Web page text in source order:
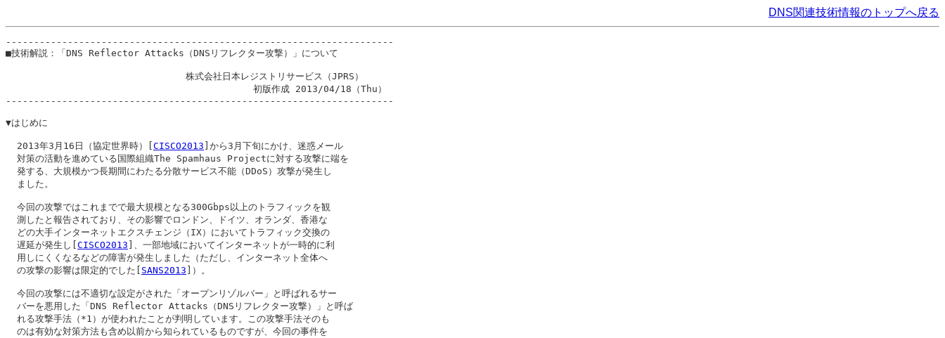
DNS関連技術情報のトップへ戻る
---------------------------------------------------------------------
■技術解説：「DNS Reflector Attacks（DNSリフレクター攻撃）」について
                                株式会社日本レジストリサービス（JPRS）
                                            初版作成 2013/04/18（Thu）
---------------------------------------------------------------------
▼はじめに
  2013年3月16日（協定世界時）[
CISCO2013 ]から3月下旬にかけ、迷惑メール
  対策の活動を進めている国際組織The Spamhaus Projectに対する攻撃に端を
  発する、大規模かつ長期間にわたる分散サービス不能（DDoS）攻撃が発生し
  ました。
  今回の攻撃ではこれまでで最大規模となる300Gbps以上のトラフィックを観
  測したと報告されており、その影響でロンドン、ドイツ、オランダ、香港な
  どの大手インターネットエクスチェンジ（IX）においてトラフィック交換の
  遅延が発生し[
CISCO2013 ]、一部地域においてインターネットが一時的に利
  用しにくくなるなどの障害が発生しました（ただし、インターネット全体へ
  の攻撃の影響は限定的でした[
SANS2013 ]）。
  今回の攻撃には不適切な設定がされた「オープンリゾルバー」と呼ばれるサー
  バーを悪用した「DNS Reflector Attacks（DNSリフレクター攻撃）」と呼ば
  れる攻撃手法（*1）が使われたことが判明しています。この攻撃手法そのも
  のは有効な対策方法も含め以前から知られているものですが、今回の事件を